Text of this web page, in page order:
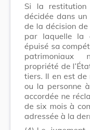
Si la restitution
décidée dans
de la décision
par laquelle la
épuisé sa
patrimoniaux
propriété de
tiers. Il en est
ou la personne
accordée ne
de six mois à
adressée à la